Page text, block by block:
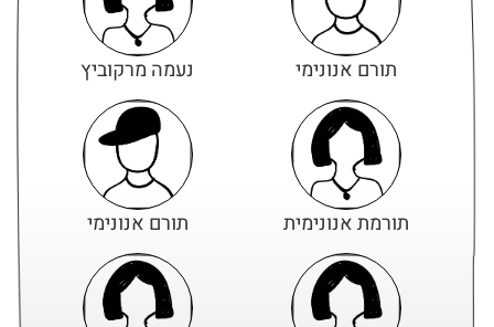
תורם אנונימי נעמה מרקוביץ
תורמת אנונימית תורם אנונימי